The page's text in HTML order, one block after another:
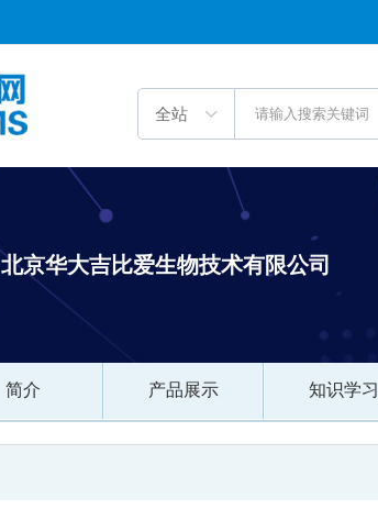
北京华大吉比爱生物技术有限公司
简介 产品展示 知识学习